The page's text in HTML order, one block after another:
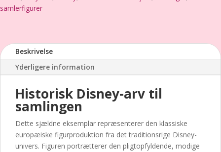
Bullyland
Ypperste
brugt
samlerfigurer
Beskrivelse
Yderligere information
Historisk Disney-arv til
samlingen
Dette sjældne eksemplar repræsenterer den klassiske
europæiske figurproduktion fra det traditionsrige Disney-
univers. Figuren portrætterer den pligtopfyldende, modige